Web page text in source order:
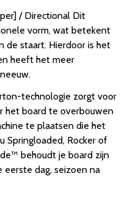
/ Directional Dit
vorm, wat betekent
de staart. Hierdoor is het
heeft het meer
technologie zorgt voor
het board te overbouwen
te plaatsen die het
Springloaded, Rocker of
behoudt je board zijn
dag, seizoen na